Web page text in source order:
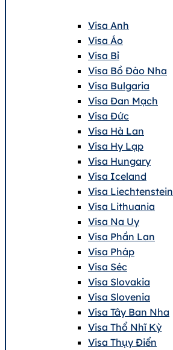
Visa Anh
Visa Áo
Visa Bỉ
Visa Bồ Đào Nha
Visa Bulgaria
Visa Đan Mạch
Visa Đức
Visa Hà Lan
Visa Hy Lạp
Visa Hungary
Visa Iceland
Visa Liechtenstein
Visa Lithuania
Visa Na Uy
Visa Phần Lan
Visa Pháp
Visa Séc
Visa Slovakia
Visa Slovenia
Visa Tây Ban Nha
Visa Thổ Nhĩ Kỳ
Visa Thụy Điển